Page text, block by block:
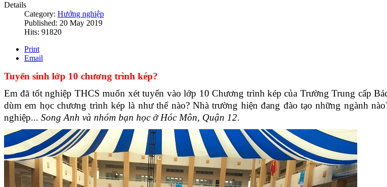
Details
Category: Hướng nghiệp
Published: 20 May 2019
Hits: 91820
Print
Email
Tuyển sinh lớp 10 chương trình kép?
Em đã tốt nghiệp THCS muốn xét tuyển vào lớp 10 Chương trình kép của Trường Trung cấp
dùm em học chương trình kép là như thế nào? Nhà trường hiện đang đào tạo những ngành
nghiệp... Song Anh và nhóm bạn học ở Hóc Môn, Quận 12.